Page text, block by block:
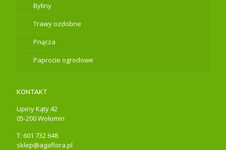
Byliny
Trawy ozdobne
Pnącza
Paprocie ogrodowe
KONTAKT
Lipiny Kąty 42
05-200 Wołomin
T: 601 732 648
sklep@agaflora.pl